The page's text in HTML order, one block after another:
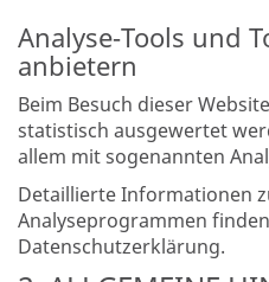
Analyse-Tools und
anbietern
Beim Besuch dieser
statistisch ausgewertet
allem mit sogenannten
Detaillierte Informationen
Analyseprogrammen
Datenschutzerklärung.